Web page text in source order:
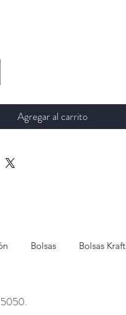
Agregar al carrito
Bolsas Bolsas Kraft